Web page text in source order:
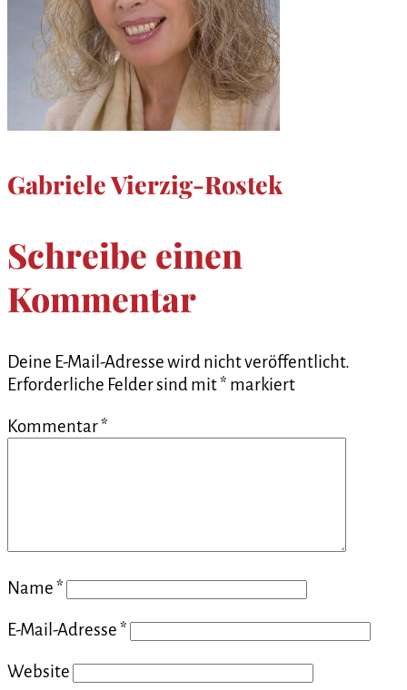
Gabriele Vierzig-Rostek
Schreibe einen
Kommentar
Deine E-Mail-Adresse wird nicht veröffentlicht.
Erforderliche Felder sind mit* markiert
Kommentar*
Name*
E-Mail-Adresse*
Website